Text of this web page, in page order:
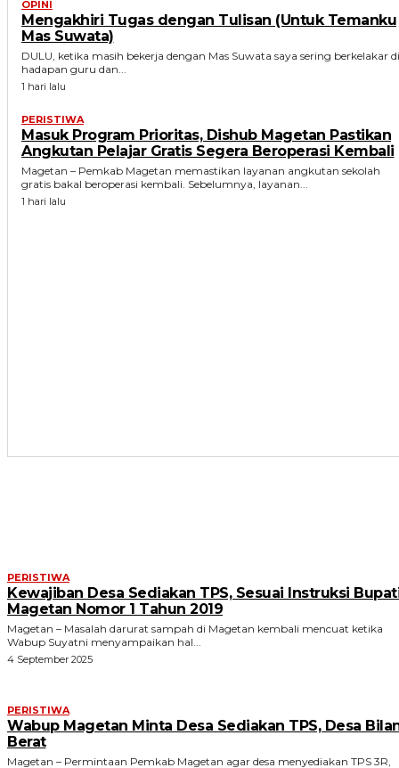
OPINI
Mengakhiri Tugas dengan Tulisan (Untuk Temanku
Mas Suwata)
DULU, ketika masih bekerja dengan Mas Suwata saya sering berkelakar di
hadapan guru dan...
1 hari lalu
PERISTIWA
Masuk Program Prioritas, Dishub Magetan Pastikan
Angkutan Pelajar Gratis Segera Beroperasi Kembali
Magetan – Pemkab Magetan memastikan layanan angkutan sekolah
gratis bakal beroperasi kembali. Sebelumnya, layanan...
1 hari lalu
PERISTIWA
Kewajiban Desa Sediakan TPS, Sesuai Instruksi
Magetan Nomor 1 Tahun 2019
Magetan – Masalah darurat sampah di Magetan kembali mencuat ketika
Wabup Suyatni menyampaikan hal...
4 September 2025
PERISTIWA
Wabup Magetan Minta Desa Sediakan TPS, Desa
Berat
Magetan – Permintaan Pemkab Magetan agar desa menyediakan TPS 3R,